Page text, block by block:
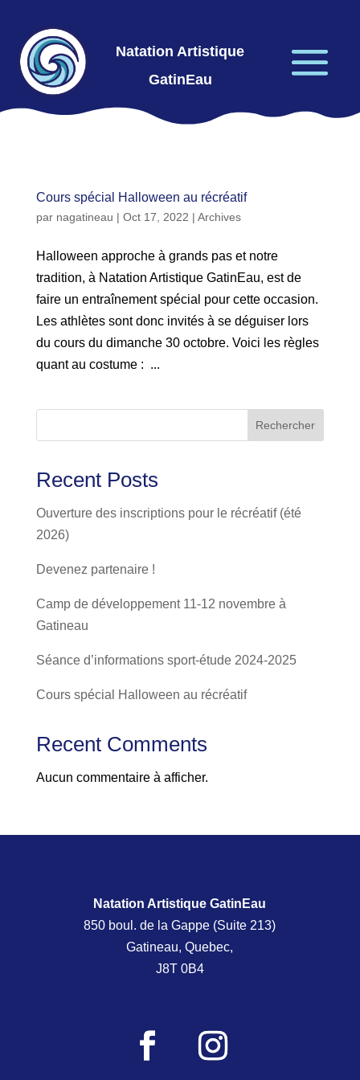
Natation Artistique
GatinEau
Cours spécial Halloween au récréatif
par nagatineau | Oct 17, 2022 | Archives
Halloween approche à grands pas et notre
tradition, à Natation Artistique GatinEau, est de
faire un entraînement spécial pour cette occasion.
Les athlètes sont donc invités à se déguiser lors
du cours du dimanche 30 octobre. Voici les règles
quant au costume : ...
Rechercher
Recent Posts
Ouverture des inscriptions pour le récréatif (été
2026)
Devenez partenaire !
Camp de développement 11-12 novembre à
Gatineau
Séance d’informations sport-étude 2024-2025
Cours spécial Halloween au récréatif
Recent Comments
Aucun commentaire à afficher.
Natation Artistique GatinEau
850 boul. de la Gappe (Suite 213)
Gatineau, Quebec,
J8T 0B4